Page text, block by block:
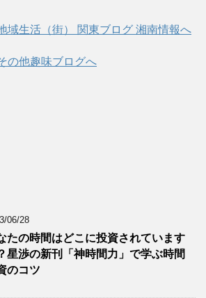
06/28
たの時間はどこに投資されています
星渉の新刊「神時間力」で学ぶ時間
のコツ